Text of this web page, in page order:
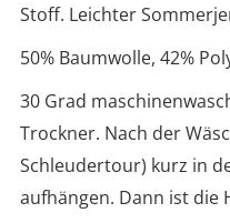
Stoff. Leichter
50% Baumwolle, 42%
30 Grad
Trockner. Nach der
Schleudertour) kurz in
aufhängen. Dann ist die